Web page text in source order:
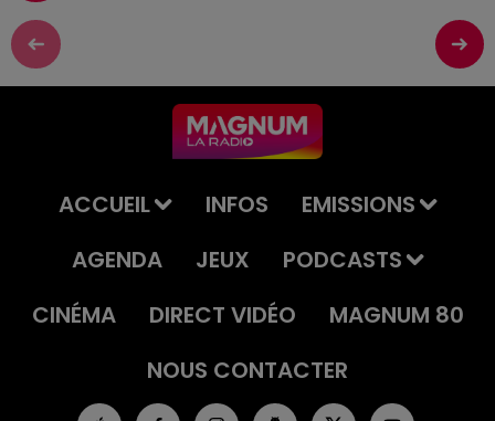
ACCUEIL INFOS
EMISSIONS
AGENDA
JEUX
PODCASTS
CINÉMA
DIRECT VIDÉO
MAGNUM 80
NOUS CONTACTER